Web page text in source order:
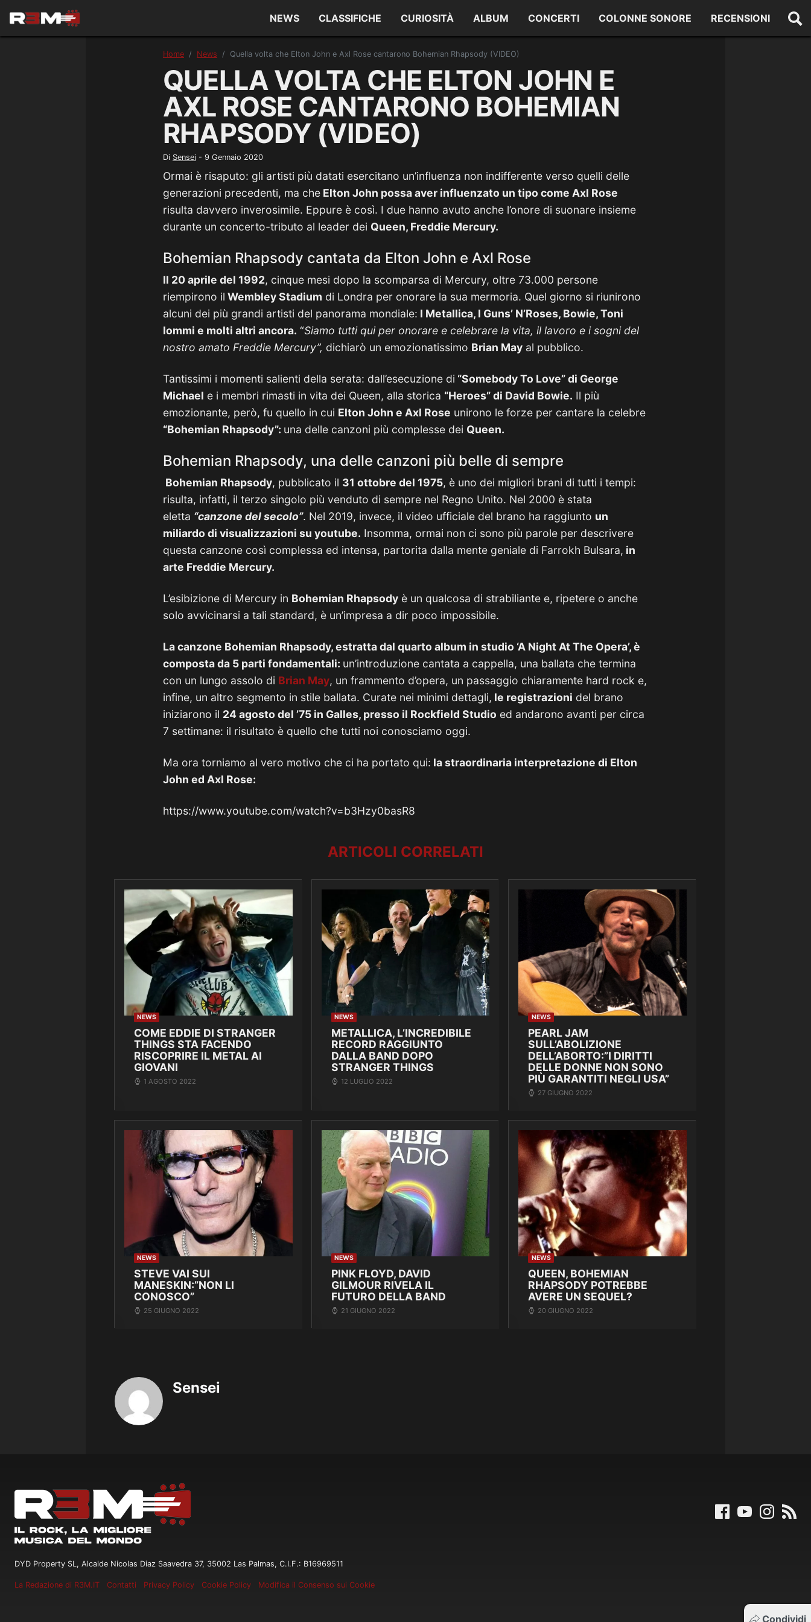
NEWS CLASSIFICHE CURIOSITÀ ALBUM CONCERTI COLONNE SONORE RECENSIONI
Home News Quella volta che Elton John e Axl Rose cantarono Bohemian Rhapsody (VIDEO)
QUELLA VOLTA CHE ELTON JOHN E
AXL ROSE CANTARONO BOHEMIAN
RHAPSODY (VIDEO)
Di Sensei - 9 Gennaio 2020
Ormai è risaputo: gli artisti più datati esercitano un’influenza non indifferente verso quelli delle
generazioni precedenti, ma che Elton John possa aver influenzato un tipo come Axl Rose
risulta davvero inverosimile. Eppure è così. I due hanno avuto anche l’onore di suonare insieme
durante un concerto-tributo al leader dei Queen, Freddie Mercury.
Bohemian Rhapsody cantata da Elton John e Axl Rose
Il 20 aprile del 1992, cinque mesi dopo la scomparsa di Mercury, oltre 73.000 persone
riempirono il Wembley Stadium di Londra per onorare la sua mermoria. Quel giorno si riunirono
alcuni dei più grandi artisti del panorama mondiale: I Metallica, I Guns’ N’Roses, Bowie, Toni
Iommi e molti altri ancora. “Siamo tutti qui per onorare e celebrare la vita, il lavoro e i sogni del
nostro amato Freddie Mercury”, dichiarò un emozionatissimo Brian May al pubblico.
Tantissimi i momenti salienti della serata: dall’esecuzione di “Somebody To Love” di George
Michael e i membri rimasti in vita dei Queen, alla storica “Heroes” di David Bowie. Il più
emozionante, però, fu quello in cui Elton John e Axl Rose unirono le forze per cantare la celebre
“Bohemian Rhapsody”: una delle canzoni più complesse dei Queen.
Bohemian Rhapsody, una delle canzoni più belle di sempre
Bohemian Rhapsody, pubblicato il 31 ottobre del 1975, è uno dei migliori brani di tutti i tempi:
risulta, infatti, il terzo singolo più venduto di sempre nel Regno Unito. Nel 2000 è stata
eletta “canzone del secolo”. Nel 2019, invece, il video ufficiale del brano ha raggiunto un
miliardo di visualizzazioni su youtube. Insomma, ormai non ci sono più parole per descrivere
questa canzone così complessa ed intensa, partorita dalla mente geniale di Farrokh Bulsara, in
arte Freddie Mercury.
L’esibizione di Mercury in Bohemian Rhapsody è un qualcosa di strabiliante e, ripetere o anche
solo avvicinarsi a tali standard, è un’impresa a dir poco impossibile.
La canzone Bohemian Rhapsody, estratta dal quarto album in studio ‘A Night At The Opera’, è
composta da 5 parti fondamentali: un’introduzione cantata a cappella, una ballata che termina
con un lungo assolo di Brian May, un frammento d’opera, un passaggio chiaramente hard rock e,
infine, un altro segmento in stile ballata. Curate nei minimi dettagli, le registrazioni del brano
iniziarono il 24 agosto del ’75 in Galles, presso il Rockfield Studio ed andarono avanti per circa
7 settimane: il risultato è quello che tutti noi conosciamo oggi.
Ma ora torniamo al vero motivo che ci ha portato qui: la straordinaria interpretazione di Elton
John ed Axl Rose:
https://www.youtube.com/watch?v=b3Hzy0basR8
ARTICOLI CORRELATI
NEWS
COME EDDIE DI STRANGER
THINGS STA FACENDO
RISCOPRIRE IL METAL AI
GIOVANI
1 AGOSTO 2022
NEWS
METALLICA, L’INCREDIBILE
RECORD RAGGIUNTO
DALLA BAND DOPO
STRANGER THINGS
12 LUGLIO 2022
NEWS
PEARL JAM
SULL’ABOLIZIONE
DELL’ABORTO:”I DIRITTI
DELLE DONNE NON SONO
PIÙ GARANTITI NEGLI USA”
27 GIUGNO 2022
NEWS
STEVE VAI SUI
MANESKIN:”NON LI
CONOSCO”
25 GIUGNO 2022
NEWS
PINK FLOYD, DAVID
GILMOUR RIVELA IL
FUTURO DELLA BAND
21 GIUGNO 2022
NEWS
QUEEN, BOHEMIAN
RHAPSODY POTREBBE
AVERE UN SEQUEL?
20 GIUGNO 2022
Sensei
Condividi
DYD Property SL, Alcalde Nicolas Diaz Saavedra 37, 35002 Las Palmas, C.I.F.: B16969511
La Redazione di R3M.IT Contatti Privacy Policy Cookie Policy Modifica il Consenso sui Cookie